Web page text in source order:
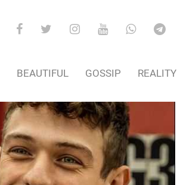
BEAUTIFUL GOSSIP REALITY